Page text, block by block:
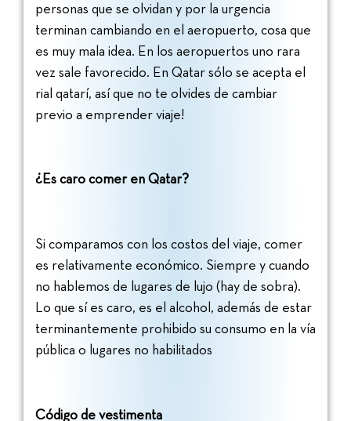
personas que se olvidan y por la urgencia
terminan cambiando en el aeropuerto, cosa que
es muy mala idea. En los aeropuertos uno rara
vez sale favorecido. En Qatar sólo se acepta el
rial qatarí, así que no te olvides de cambiar
previo a emprender viaje!
¿Es caro comer en Qatar?
Si comparamos con los costos del viaje, comer
es relativamente económico. Siempre y cuando
no hablemos de lugares de lujo (hay de sobra).
Lo que sí es caro, es el alcohol, además de estar
terminantemente prohibido su consumo en la vía
pública o lugares no habilitados
Código de vestimenta